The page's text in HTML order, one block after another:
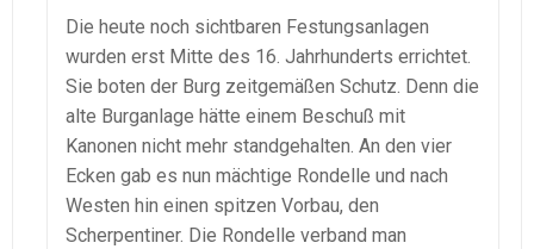
Die heute noch sichtbaren Festungsanlagen
wurden erst Mitte des 16. Jahrhunderts errichtet.
Sie boten der Burg zeitgemäßen Schutz. Denn die
alte Burganlage hätte einem Beschuß mit
Kanonen nicht mehr standgehalten. An den vier
Ecken gab es nun mächtige Rondelle und nach
Westen hin einen spitzen Vorbau, den
Scherpentiner. Die Rondelle verband man